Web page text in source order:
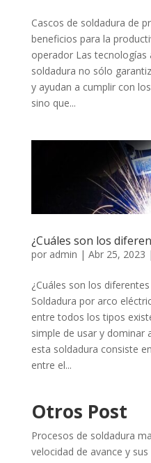
Cascos de soldadura de
beneficios para la
operador Las tecnologías
soldadura no sólo
y ayudan a cumplir con
sino que...
¿Cuáles son los
por admin | Abr 25, 2023 |
¿Cuáles son los
Soldadura por arco
entre todos los tipos
simple de usar y dominar
esta soldadura consiste
entre el...
Otros Post
Procesos de soldadura
velocidad de avance y